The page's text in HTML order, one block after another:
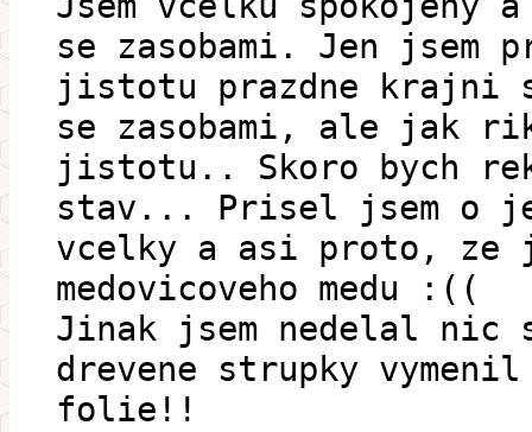
se zasobami. Jen jsem
jistotu prazdne krajni
se zasobami, ale jak
jistotu.. Skoro bych
stav... Prisel jsem o
vcelky a asi proto, ze
medovicoveho medu :((
Jinak jsem nedelal nic
drevene strupky vymenil
folie!!